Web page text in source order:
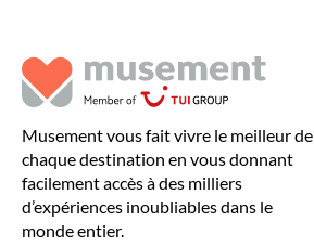
Musement vous fait vivre le meilleur de
chaque destination en vous donnant
facilement accès à des milliers
d’expériences inoubliables dans le
monde entier.